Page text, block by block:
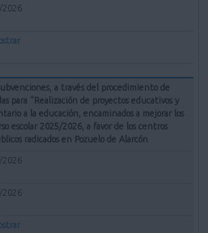
2026
a través del procedimiento de
para "Realización de proyectos educativos y
a la educación, encaminados a mejorar los
escolar 2025/2026, a favor de los centros
radicados en Pozuelo de Alarcón
2026
2026